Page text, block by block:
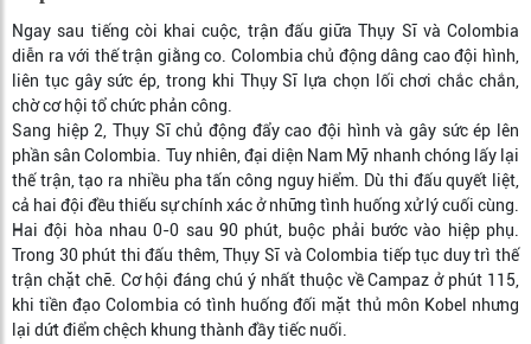
Ngay sau tiếng còi khai cuộc, trận đấu giữa Thụy Sĩ và Colombia
diễn ra với thế trận giằng co. Colombia chủ động dâng cao đội hình,
liên tục gây sức ép, trong khi Thụy Sĩ lựa chọn lối chơi chắc chắn,
chờ cơ hội tổ chức phản công.
Sang hiệp 2, Thụy Sĩ chủ động đẩy cao đội hình và gây sức ép lên
phần sân Colombia. Tuy nhiên, đại diện Nam Mỹ nhanh chóng lấy lại
thế trận, tạo ra nhiều pha tấn công nguy hiểm. Dù thi đấu quyết liệt,
cả hai đội đều thiếu sự chính xác ở những tình huống xử lý cuối cùng.
Hai đội hòa nhau 0-0 sau 90 phút, buộc phải bước vào hiệp phụ.
Trong 30 phút thi đấu thêm, Thụy Sĩ và Colombia tiếp tục duy trì thế
trận chặt chẽ. Cơ hội đáng chú ý nhất thuộc về Campaz ở phút 115,
khi tiền đạo Colombia có tình huống đối mặt thủ môn Kobel nhưng
lại dứt điểm chệch khung thành đầy tiếc nuối.